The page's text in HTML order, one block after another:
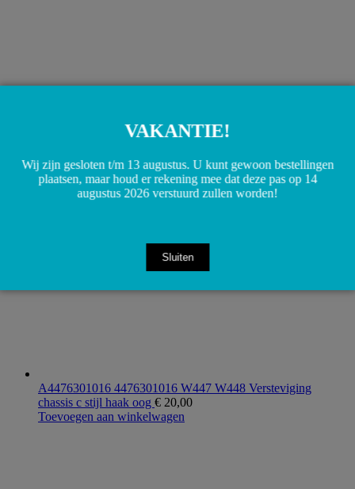
A0014711430 0014711430 W204 W205 W206 W207 W212
Toevoegen aan winkelwagen
A4476301016 4476301016 W447 W448 Versteviging
chassis c stijl haak oog € 20,00
Toevoegen aan winkelwagen
VAKANTIE!
Wij zijn gesloten t/m 13 augustus. U kunt gewoon bestellingen
plaatsen, maar houd er rekening mee dat deze pas op 14
augustus 2026 verstuurd zullen worden!
Sluiten